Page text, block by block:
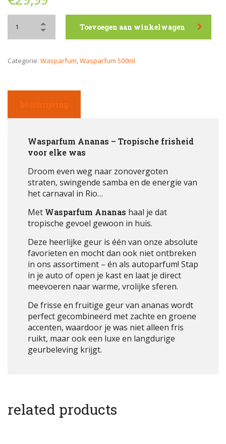
Toevoegen aan winkelwagen
Categorie: Wasparfum Wasparfum 500ml
Wasparfum Ananas – Tropische frisheid
voor elke was
Droom even weg naar zonovergoten
straten, swingende samba en de energie van
het carnaval in Rio…
Met Wasparfum Ananas haal je dat
tropische gevoel gewoon in huis.
Deze heerlijke geur is één van onze absolute
favorieten en mocht dan ook niet ontbreken
in ons assortiment – én als autoparfum! Stap
in je auto of open je kast en laat je direct
meevoeren naar warme, vrolijke sferen.
De frisse en fruitige geur van ananas wordt
perfect gecombineerd met zachte en groene
accenten, waardoor je was niet alleen fris
ruikt, maar ook een luxe en langdurige
geurbeleving krijgt.
related products